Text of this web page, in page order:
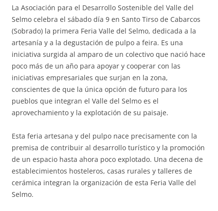
La Asociación para el Desarrollo Sostenible del Valle del
Selmo celebra el sábado día 9 en Santo Tirso de Cabarcos
(Sobrado) la primera Feria Valle del Selmo, dedicada a la
artesanía y a la degustación de pulpo a feira. Es una
iniciativa surgida al amparo de un colectivo que nació hace
poco más de un año para apoyar y cooperar con las
iniciativas empresariales que surjan en la zona,
conscientes de que la única opción de futuro para los
pueblos que integran el Valle del Selmo es el
aprovechamiento y la explotación de su paisaje.
Esta feria artesana y del pulpo nace precisamente con la
premisa de contribuir al desarrollo turístico y la promoción
de un espacio hasta ahora poco explotado. Una decena de
establecimientos hosteleros, casas rurales y talleres de
cerámica integran la organización de esta Feria Valle del
Selmo.